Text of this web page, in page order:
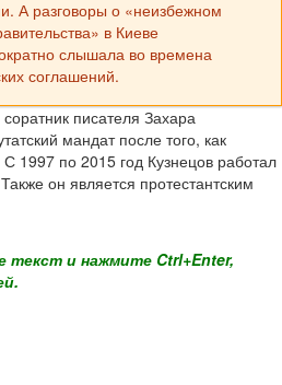
А разговоры о «неизбежном
в Киеве
слышала во времена
соглашений.
писателя Захара
мандат после того, как
1997 по 2015 год Кузнецов работал
он является протестантским
и нажмите Ctrl+Enter,